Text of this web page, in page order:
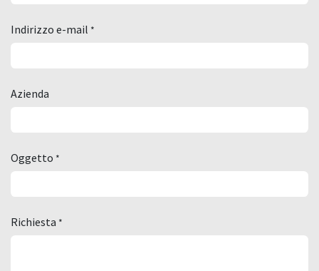
Indirizzo e-mail *
Azienda
Oggetto *
Richiesta *